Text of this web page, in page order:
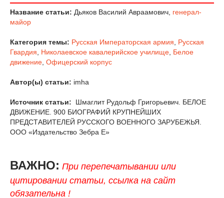
Название статьи: Дьяков Василий Авраамович, генерал-
майор
Категория темы: Русская Императорская армия
Русская
Гвардия
Николаевское кавалерийское училище Белое
движение Офицерский корпус
Автор(ы) статьи: imha
Источник статьи:
Шмаглит Рудольф Григорьевич. БЕЛОЕ
ДВИЖЕНИЕ. 900 БИОГРАФИЙ КРУПНЕЙШИХ
ПРЕДСТАВИТЕЛЕЙ РУССКОГО ВОЕННОГО ЗАРУБЕЖЬЯ.
ООО «Издательство Зебра Е»
ВАЖНО: При перепечатывании или
цитировании статьи, ссылка на сайт
обязательна !